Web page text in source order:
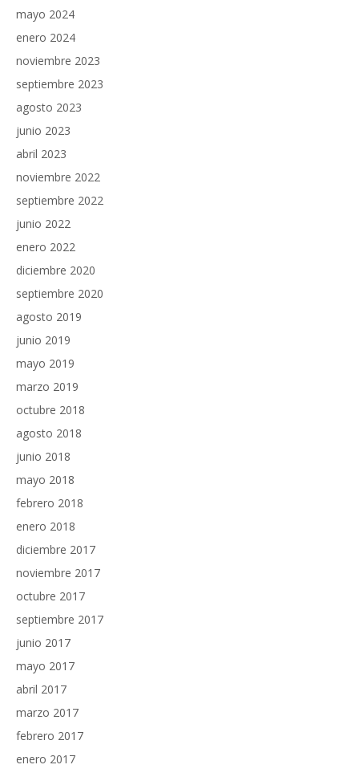
mayo 2024
enero 2024
noviembre 2023
septiembre 2023
agosto 2023
junio 2023
abril 2023
noviembre 2022
septiembre 2022
junio 2022
enero 2022
diciembre 2020
septiembre 2020
agosto 2019
junio 2019
mayo 2019
marzo 2019
octubre 2018
agosto 2018
junio 2018
mayo 2018
febrero 2018
enero 2018
diciembre 2017
noviembre 2017
octubre 2017
septiembre 2017
junio 2017
mayo 2017
abril 2017
marzo 2017
febrero 2017
enero 2017